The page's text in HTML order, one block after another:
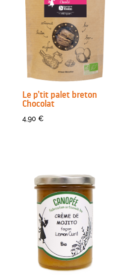
Le p’tit palet breton
Chocolat
4,90 €